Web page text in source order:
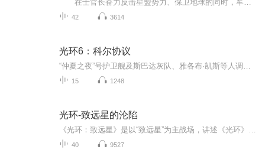
42 3614
光环6：科尔协议
15 1248
光环-致远星的沦陷
40 9527